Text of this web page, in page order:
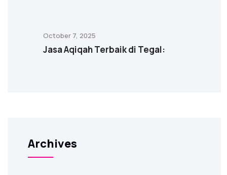
October 7, 2025
Jasa Aqiqah Terbaik di Tegal:
Archives